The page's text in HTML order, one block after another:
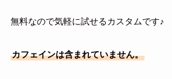
無料なので気軽に試せるカスタムです♪
カフェインは含まれていません。